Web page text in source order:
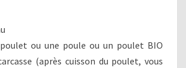
ou une poule ou un poulet BIO
(après cuisson du poulet, vous